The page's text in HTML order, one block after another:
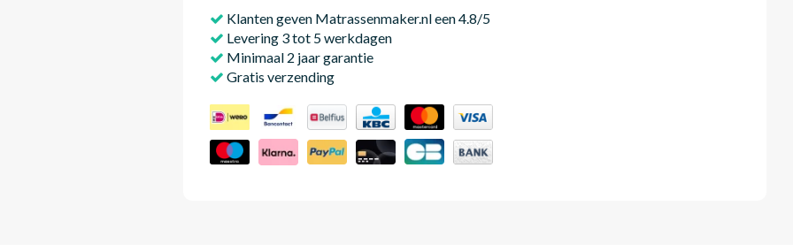
Klanten geven Matrassenmaker.nl een 4.8/5
Levering 3 tot 5 werkdagen
Minimaal 2 jaar garantie
Gratis verzending